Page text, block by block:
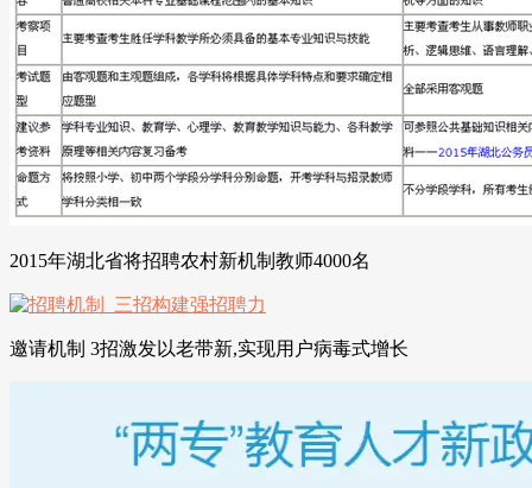
2015年湖北省将招聘农村新机制教师4000名
邀请机制 3招激发以老带新,实现用户病毒式增长